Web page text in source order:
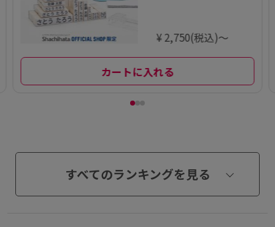
¥ 2,750(税込)～
カートに入れる
すべてのランキングを見る